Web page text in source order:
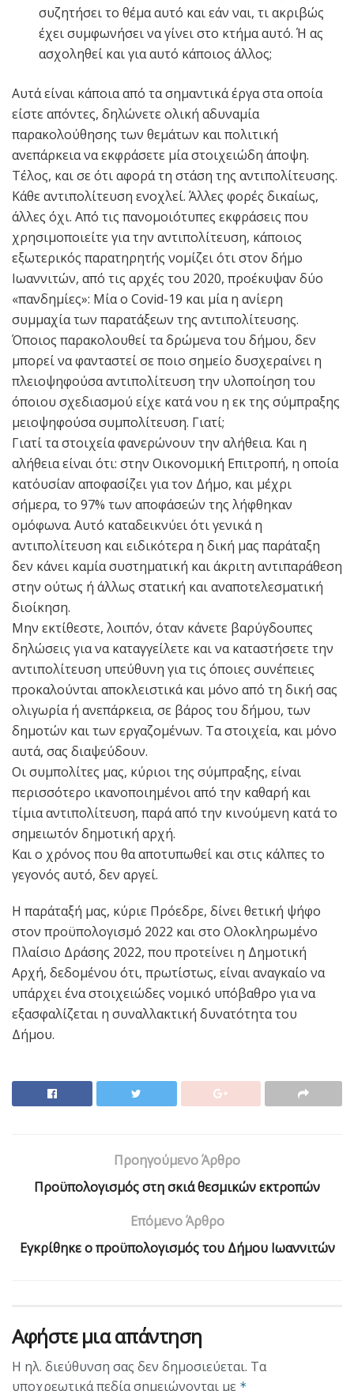
συζητήσει το θέμα αυτό και εάν ναι, τι ακριβώς
έχει συμφωνήσει να γίνει στο κτήμα αυτό. Ή ας
ασχοληθεί και για αυτό κάποιος άλλος;
Αυτά είναι κάποια από τα σημαντικά έργα στα οποία
είστε απόντες, δηλώνετε ολική αδυναμία
παρακολούθησης των θεμάτων και πολιτική
ανεπάρκεια να εκφράσετε μία στοιχειώδη άποψη.
Τέλος, και σε ότι αφορά τη στάση της αντιπολίτευσης.
Κάθε αντιπολίτευση ενοχλεί. Άλλες φορές δικαίως,
άλλες όχι. Από τις πανομοιότυπες εκφράσεις που
χρησιμοποιείτε για την αντιπολίτευση, κάποιος
εξωτερικός παρατηρητής νομίζει ότι στον δήμο
Ιωαννιτών, από τις αρχές του 2020, προέκυψαν δύο
«πανδημίες»: Μία ο Covid-19 και μία η ανίερη
συμμαχία των παρατάξεων της αντιπολίτευσης.
Όποιος παρακολουθεί τα δρώμενα του δήμου, δεν
μπορεί να φανταστεί σε ποιο σημείο δυσχεραίνει η
πλειοψηφούσα αντιπολίτευση την υλοποίηση του
όποιου σχεδιασμού είχε κατά νου η εκ της σύμπραξης
μειοψηφούσα συμπολίτευση. Γιατί;
Γιατί τα στοιχεία φανερώνουν την αλήθεια. Και η
αλήθεια είναι ότι: στην Οικονομική Επιτροπή, η οποία
κατ΄ουσίαν αποφασίζει για τον Δήμο, και μέχρι
σήμερα, το 97% των αποφάσεών της λήφθηκαν
ομόφωνα. Αυτό καταδεικνύει ότι γενικά η
αντιπολίτευση και ειδικότερα η δική μας παράταξη
δεν κάνει καμία συστηματική και άκριτη αντιπαράθεση
στην ούτως ή άλλως στατική και αναποτελεσματική
διοίκηση.
Μην εκτίθεστε, λοιπόν, όταν κάνετε βαρύγδουπες
δηλώσεις για να καταγγείλετε και να καταστήσετε την
αντιπολίτευση υπεύθυνη για τις όποιες συνέπειες
προκαλούνται αποκλειστικά και μόνο από τη δική σας
ολιγωρία ή ανεπάρκεια, σε βάρος του δήμου, των
δημοτών και των εργαζομένων. Τα στοιχεία, και μόνο
αυτά, σας διαψεύδουν.
Οι συμπολίτες μας, κύριοι της σύμπραξης, είναι
περισσότερο ικανοποιημένοι από την καθαρή και
τίμια αντιπολίτευση, παρά από την κινούμενη κατά το
σημειωτόν δημοτική αρχή.
Και ο χρόνος που θα αποτυπωθεί και στις κάλπες το
γεγονός αυτό, δεν αργεί.
Η παράταξή μας, κύριε Πρόεδρε, δίνει θετική ψήφο
στον προϋπολογισμό 2022 και στο Ολοκληρωμένο
Πλαίσιο Δράσης 2022, που προτείνει η Δημοτική
Αρχή, δεδομένου ότι, πρωτίστως, είναι αναγκαίο να
υπάρχει ένα στοιχειώδες νομικό υπόβαθρο για να
εξασφαλίζεται η συναλλακτική δυνατότητα του
Δήμου.
Προηγούμενο Άρθρο
Προϋπολογισμός στη σκιά θεσμικών εκτροπών
Επόμενο Άρθρο
Εγκρίθηκε ο προϋπολογισμός του Δήμου Iωαννιτών
Αφήστε μια απάντηση
Η ηλ. διεύθυνση σας δεν δημοσιεύεται. Τα
υποχρεωτικά πεδία σημειώνονται με *